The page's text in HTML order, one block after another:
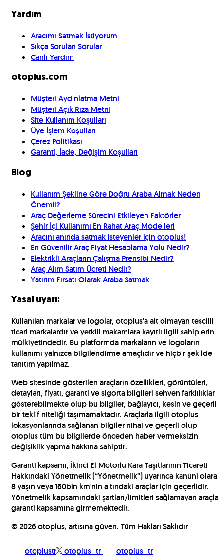
Yardım
Aracımı Satmak İstiyorum
Sıkça Sorulan Sorular
Canlı Yardım
otoplus.com
Müşteri Aydınlatma Metni
Müşteri Açık Rıza Metni
Site Kullanım Koşulları
Üye İşlem Koşulları
Çerez Politikası
Garanti, İade, Değişim Koşulları
Blog
Kullanım Şekline Göre Doğru Araba Almak Neden
Önemli?
Araç Değerleme Sürecini Etkileyen Faktörler
Şehir İçi Kullanımı En Rahat Araç Modelleri
Aracını anında satmak isteyenler için otoplus!
En Güvenilir Araç Fiyat Hesaplama Yolu Nedir?
Elektrikli Araçların Çalışma Prensibi Nedir?
Araç Alım Satım Ücreti Nedir?
Yatırım Fırsatı Olarak Araba Satmak
Yasal uyarı:
Kullanılan markalar ve logolar, otoplus'a ait olmayan tescilli
ticari markalardır ve yetkili makamlara kayıtlı ilgili sahiplerin
mülkiyetindedir. Bu platformda markaların ve logoların
kullanımı yalnızca bilgilendirme amaçlıdır ve hiçbir şekilde
tanıtım yapılmaz.
Web sitesinde gösterilen araçların özellikleri, görüntüleri,
detayları, fiyatı, garanti ve sigorta bilgileri sehven farklılıklar
gösterebilmekte olup bu bilgiler, bağlayıcı, kesin ve geçerli
bir teklif niteliği taşımamaktadır. Araçlarla ilgili otoplus
lokasyonlarında sağlanan bilgiler nihai ve geçerli olup
otoplus tüm bu bilgilerde önceden haber vermeksizin
değişiklik yapma hakkına sahiptir.
Garanti kapsamı, İkinci El Motorlu Kara Taşıtlarının Ticareti
Hakkındaki Yönetmelik (“Yönetmelik”) uyarınca kanuni
8 yaşın veya 160bin km'nin altındaki araçlar için geçerlidir.
Yönetmelik kapsamındaki şartları/limitleri sağlamayan
garanti kapsamına girmemektedir.
© 2026 otoplus, artısına güven. Tüm Hakları Saklıdır
otoplustr otoplus_tr otoplus_tr